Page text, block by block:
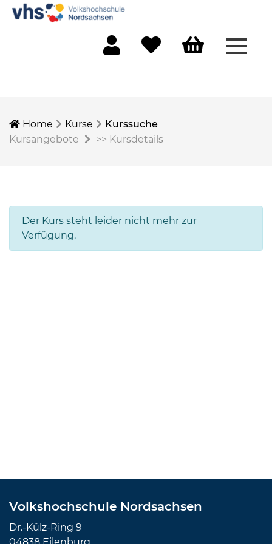
Home Kurse
Kurssuche
Kursangebote
>> Kursdetails
Der Kurs steht leider nicht mehr zur
Verfügung.
Volkshochschule Nordsachsen
Dr.-Külz-Ring 9